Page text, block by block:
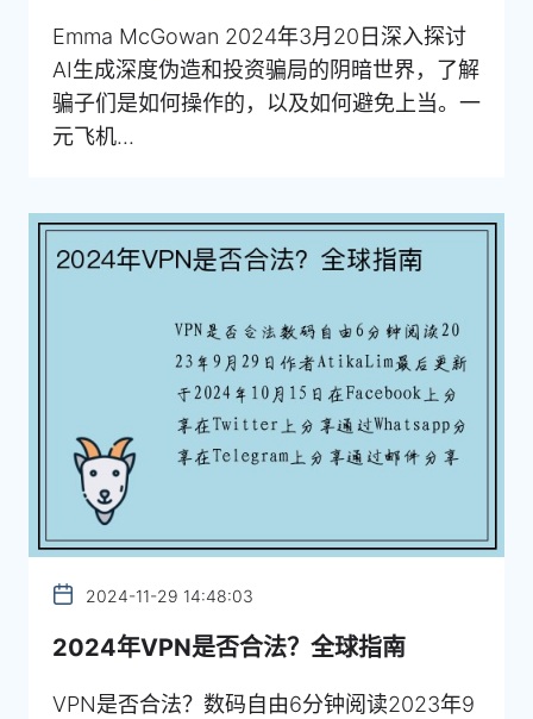
Emma McGowan 2024年3月20日深入探讨
AI生成深度伪造和投资骗局的阴暗世界，了解
骗子们是如何操作的，以及如何避免上当。一
元飞机...
2024-11-29 14:48:03
2024年VPN是否合法？全球指南
VPN是否合法？数码自由6分钟阅读2023年9